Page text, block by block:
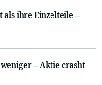
als ihre Einzelteile –
– Aktie crasht